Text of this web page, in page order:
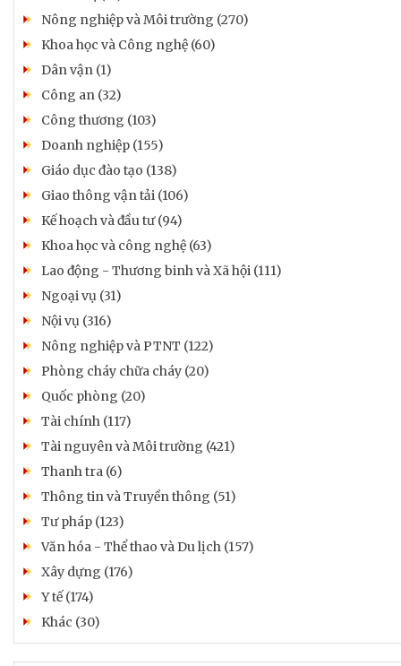
Nông nghiệp và Môi trường (270)
Khoa học và Công nghệ (60)
Dân vận (1)
Công an (32)
Công thương (103)
Doanh nghiệp (155)
Giáo dục đào tạo (138)
Giao thông vận tải (106)
Kế hoạch và đầu tư (94)
Khoa học và công nghệ (63)
Lao động - Thương binh và Xã hội (111)
Ngoại vụ (31)
Nội vụ (316)
Nông nghiệp và PTNT (122)
Phòng cháy chữa cháy (20)
Quốc phòng (20)
Tài chính (117)
Tài nguyên và Môi trường (421)
Thanh tra (6)
Thông tin và Truyền thông (51)
Tư pháp (123)
Văn hóa - Thể thao và Du lịch (157)
Xây dựng (176)
Y tế (174)
Khác (30)